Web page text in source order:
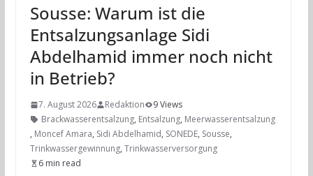
Sousse: Warum ist die
Entsalzungsanlage Sidi
Abdelhamid immer noch nicht
in Betrieb?
7. August 2026 Redaktion
9 Views
Brackwasserentsalzung, Entsalzung, Meerwasserentsalzung
, Moncef Amara, Sidi Abdelhamid, SONEDE, Sousse,
Trinkwassergewinnung, Trinkwasserversorgung
6 min read